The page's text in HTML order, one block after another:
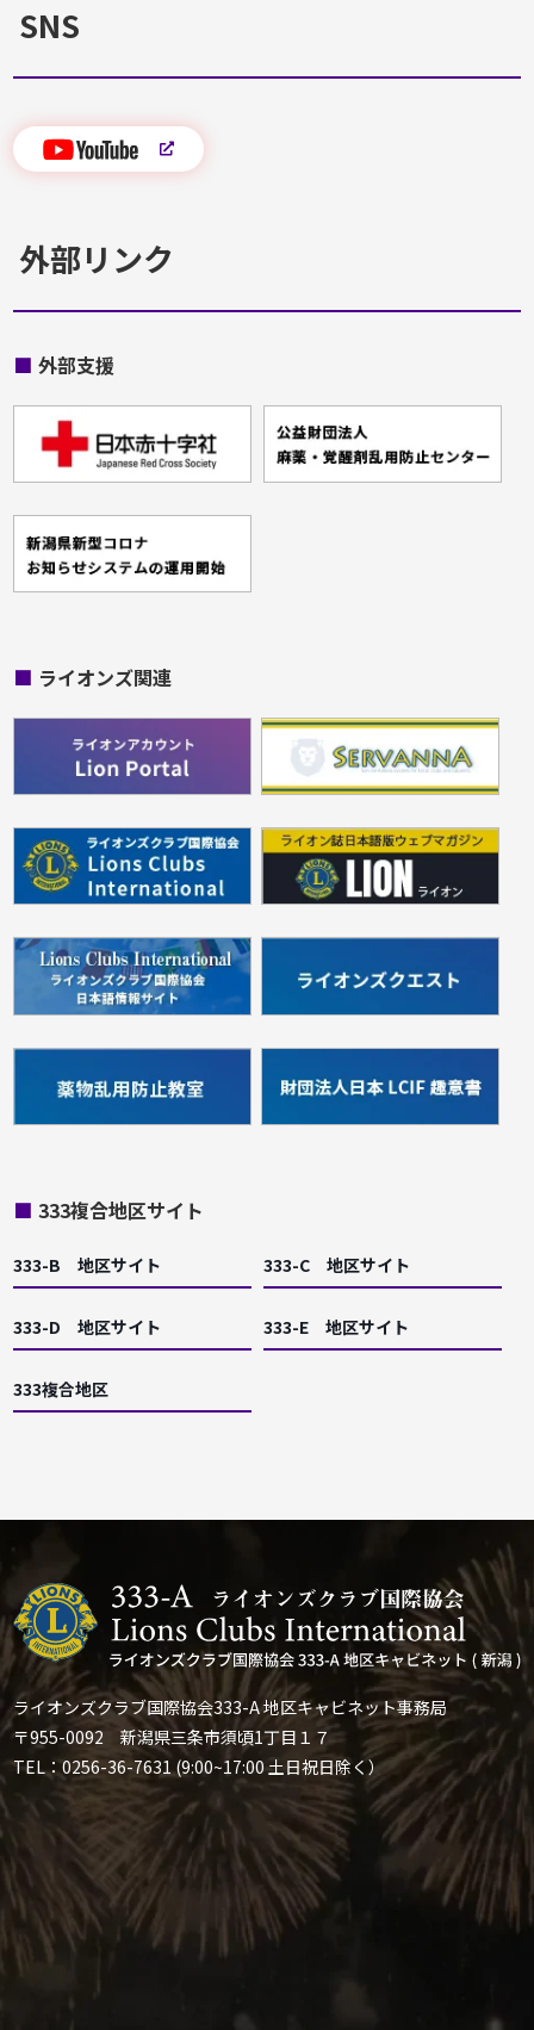
SNS
外部リンク
■ 外部支援
■ ライオンズ関連
■ 333複合地区サイト
333-B 地区サイト 333-C 地区サイト
333-D 地区サイト 333-E 地区サイト
333複合地区
ライオンズクラブ国際協会333-A 地区キャビネット事務局
〒955-0092 新潟県三条市須頃1丁目１７
TEL：0256-36-7631 (9:00~17:00 土日祝日除く）